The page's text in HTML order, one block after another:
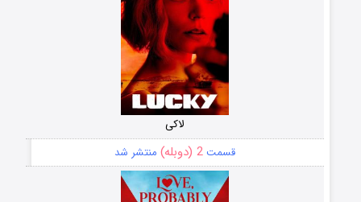
لاکی
قسمت2 (دوبله) منتشر شد